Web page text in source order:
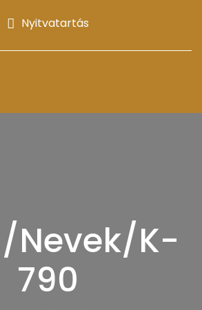
Nyitvatartás
Nevek/K-
790